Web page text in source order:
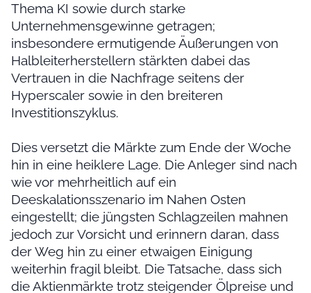
Thema KI sowie durch starke
Unternehmensgewinne getragen;
insbesondere ermutigende Äußerungen von
Halbleiterherstellern stärkten dabei das
Vertrauen in die Nachfrage seitens der
Hyperscaler sowie in den breiteren
Investitionszyklus.
Dies versetzt die Märkte zum Ende der Woche
hin in eine heiklere Lage. Die Anleger sind nach
wie vor mehrheitlich auf ein
Deeskalationsszenario im Nahen Osten
eingestellt; die jüngsten Schlagzeilen mahnen
jedoch zur Vorsicht und erinnern daran, dass
der Weg hin zu einer etwaigen Einigung
weiterhin fragil bleibt. Die Tatsache, dass sich
die Aktienmärkte trotz steigender Ölpreise und